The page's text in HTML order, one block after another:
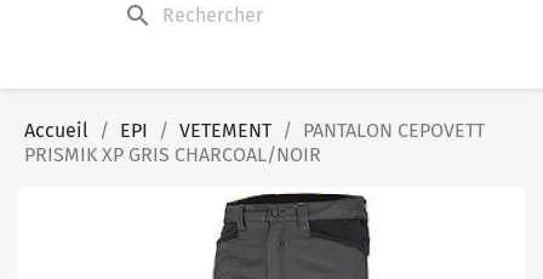
search
Accueil EPI VETEMENT
PANTALON CEPOVETT
PRISMIK XP GRIS CHARCOAL/NOIR